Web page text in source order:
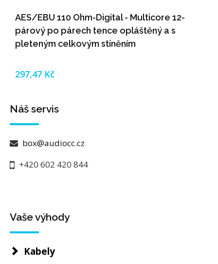
AES/EBU 110 Ohm-Digital - Multicore 12-
párový po párech tence opláštěný a s
pleteným celkovým stíněním
297,47 Kč
Náš servis
box@audiocc.cz
+420 602 420 844
Vaše výhody
Kabely